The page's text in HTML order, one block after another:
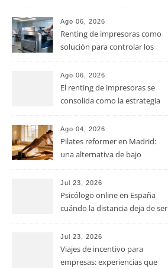
pymes
Ago 06, 2026
Renting de impresoras como
solución para controlar los
pymes
Ago 06, 2026
El renting de impresoras se
consolida como la estrategia
operativos en las pequeñas y
medianas empresas
Ago 04, 2026
Pilates reformer en Madrid:
una alternativa de bajo
fuerza y movilidad
Jul 23, 2026
Psicólogo online en España
cuándo la distancia deja de ser
terapia
Jul 23, 2026
Viajes de incentivo para
empresas: experiencias que